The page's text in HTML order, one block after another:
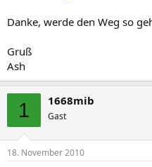
Danke, werde den Weg so
Gruß
Ash
1 1668mib
Gast
18. November 2010